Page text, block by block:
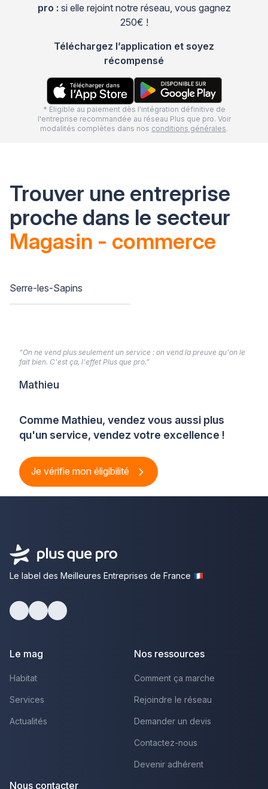
pro : si elle rejoint notre réseau, vous gagnez
250€ !
Téléchargez l’application et soyez
récompensé
* Eligible au paiement dès l'intégration définitive de
l'entreprise recommandée au réseau Plus que pro. Voir
modalités complètes dans nos conditions générales.
Trouver une entreprise
proche dans le secteur
Magasin - commerce
Serre-les-Sapins
Comme Mathieu, vendez vous aussi plus
qu'un service, vendez votre excellence !
Je vérifie mon éligibilité
“On ne vend plus seulement un service : on vend la preuve qu'on le
fait bien. C'est ça, l'effet Plus que pro.”
Mathieu
Le label des Meilleures Entreprises de France
Le mag
Habitat
Services
Actualités
Nos ressources
Comment ça marche
Rejoindre le réseau
Demander un devis
Contactez-nous
Devenir adhérent
Nous contacter